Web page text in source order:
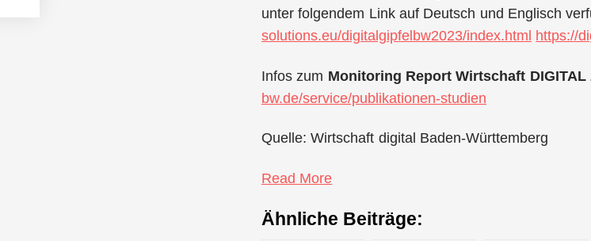
unter folgendem Link auf Deutsch und Englisch
solutions.eu/digitalgipfelbw2023/index.html https://
Infos zum Monitoring Report Wirtschaft DIGITAL
bw.de/service/publikationen-studien
Quelle: Wirtschaft digital Baden-Württemberg
Read More
Ähnliche Beiträge: